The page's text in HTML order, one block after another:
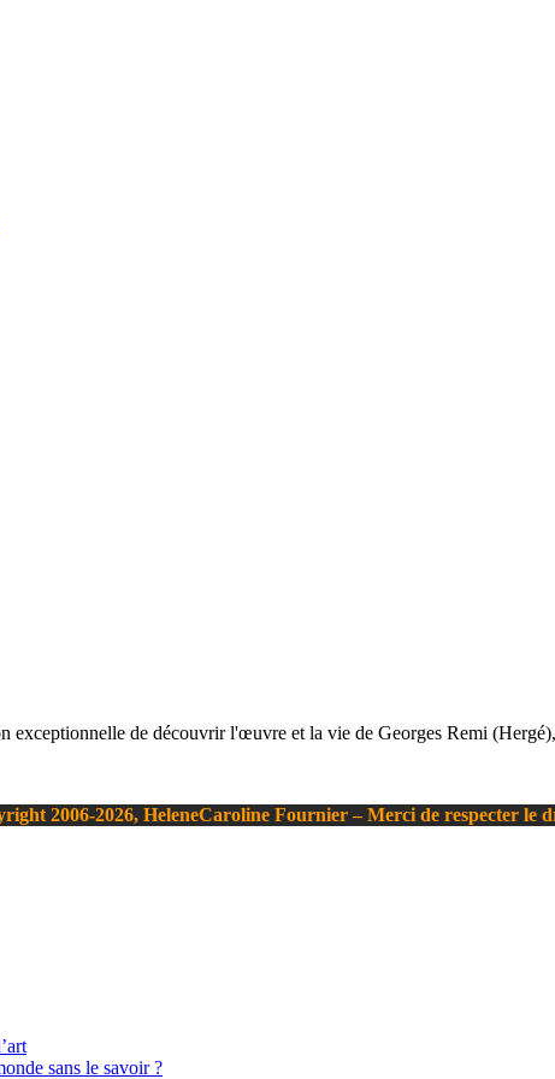
exceptionnelle de découvrir l'œuvre et la vie de Georges Remi
2006-2026, HeleneCaroline Fournier – Merci de respecter le
sans le savoir ?